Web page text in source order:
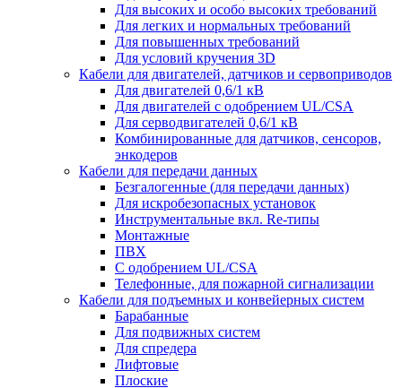
Для высоких и особо высоких требований
Для легких и нормальных требований
Для повышенных требований
Для условий кручения 3D
Кабели для двигателей, датчиков и сервоприводов
Для двигателей 0,6/1 кВ
Для двигателей с одобрением UL/CSA
Для серводвигателей 0,6/1 кВ
Комбинированные для датчиков, cенсоров,
энкодеров
Кабели для передачи данных
Безгалогенные (для передачи данных)
Для искробезопасных установок
Инструментальные вкл. Re-типы
Монтажные
ПВХ
С одобрением UL/CSA
Телефонные, для пожарной сигнализации
Кабели для подъемных и конвейерных систем
Барабанные
Для подвижных систем
Для спредера
Лифтовые
Плоские